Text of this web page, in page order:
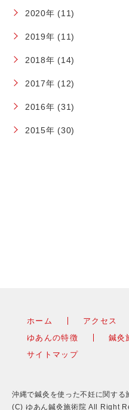
2020年 (11)
2019年 (11)
2018年 (14)
2017年 (12)
2016年 (31)
2015年 (30)
ホーム アクセス
ゆあんの特徴
鍼灸
サイトマップ
沖縄で鍼灸を使った不妊に関す
(C) ゆあん鍼灸施術院 All Right